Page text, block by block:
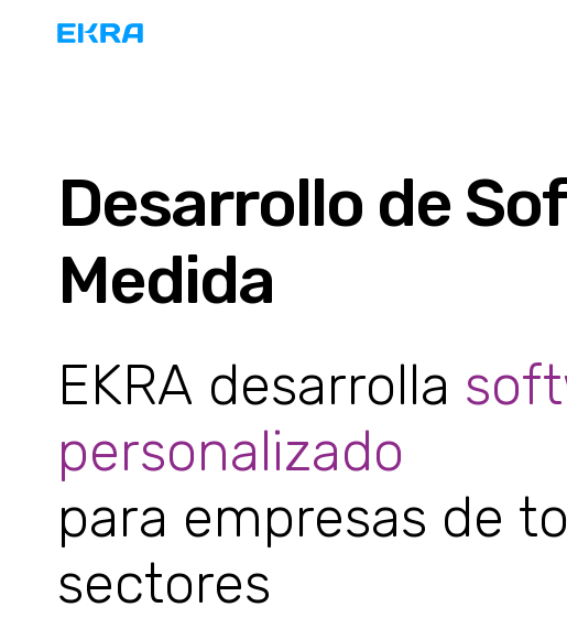
Desarrollo de
Medida
EKRA desarrolla
personalizado
para empresas de
sectores